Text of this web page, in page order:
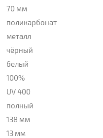
70 мм
поликарбонат
металл
чёрный
белый
100%
UV 400
полный
138 мм
13 мм